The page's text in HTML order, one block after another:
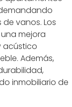
vanos. Los
mejora
acústico
Además,
inmobiliario de